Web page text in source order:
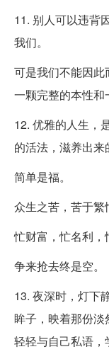
11. 别人可以违背
我们。
可是我们不能因
一颗完整的本性和
12. 优雅的人生，
的活法，滋养出来
简单是福。
众生之苦，苦于繁
忙财富，忙名利，
争来抢去终是空。
13. 夜深时，灯下
眸子，映着那份淡
轻轻与自己私语